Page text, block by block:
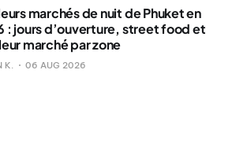
marchés de nuit de Phuket en
: jours d’ouverture, street food et
marché par zone
K. 06 AUG 2026